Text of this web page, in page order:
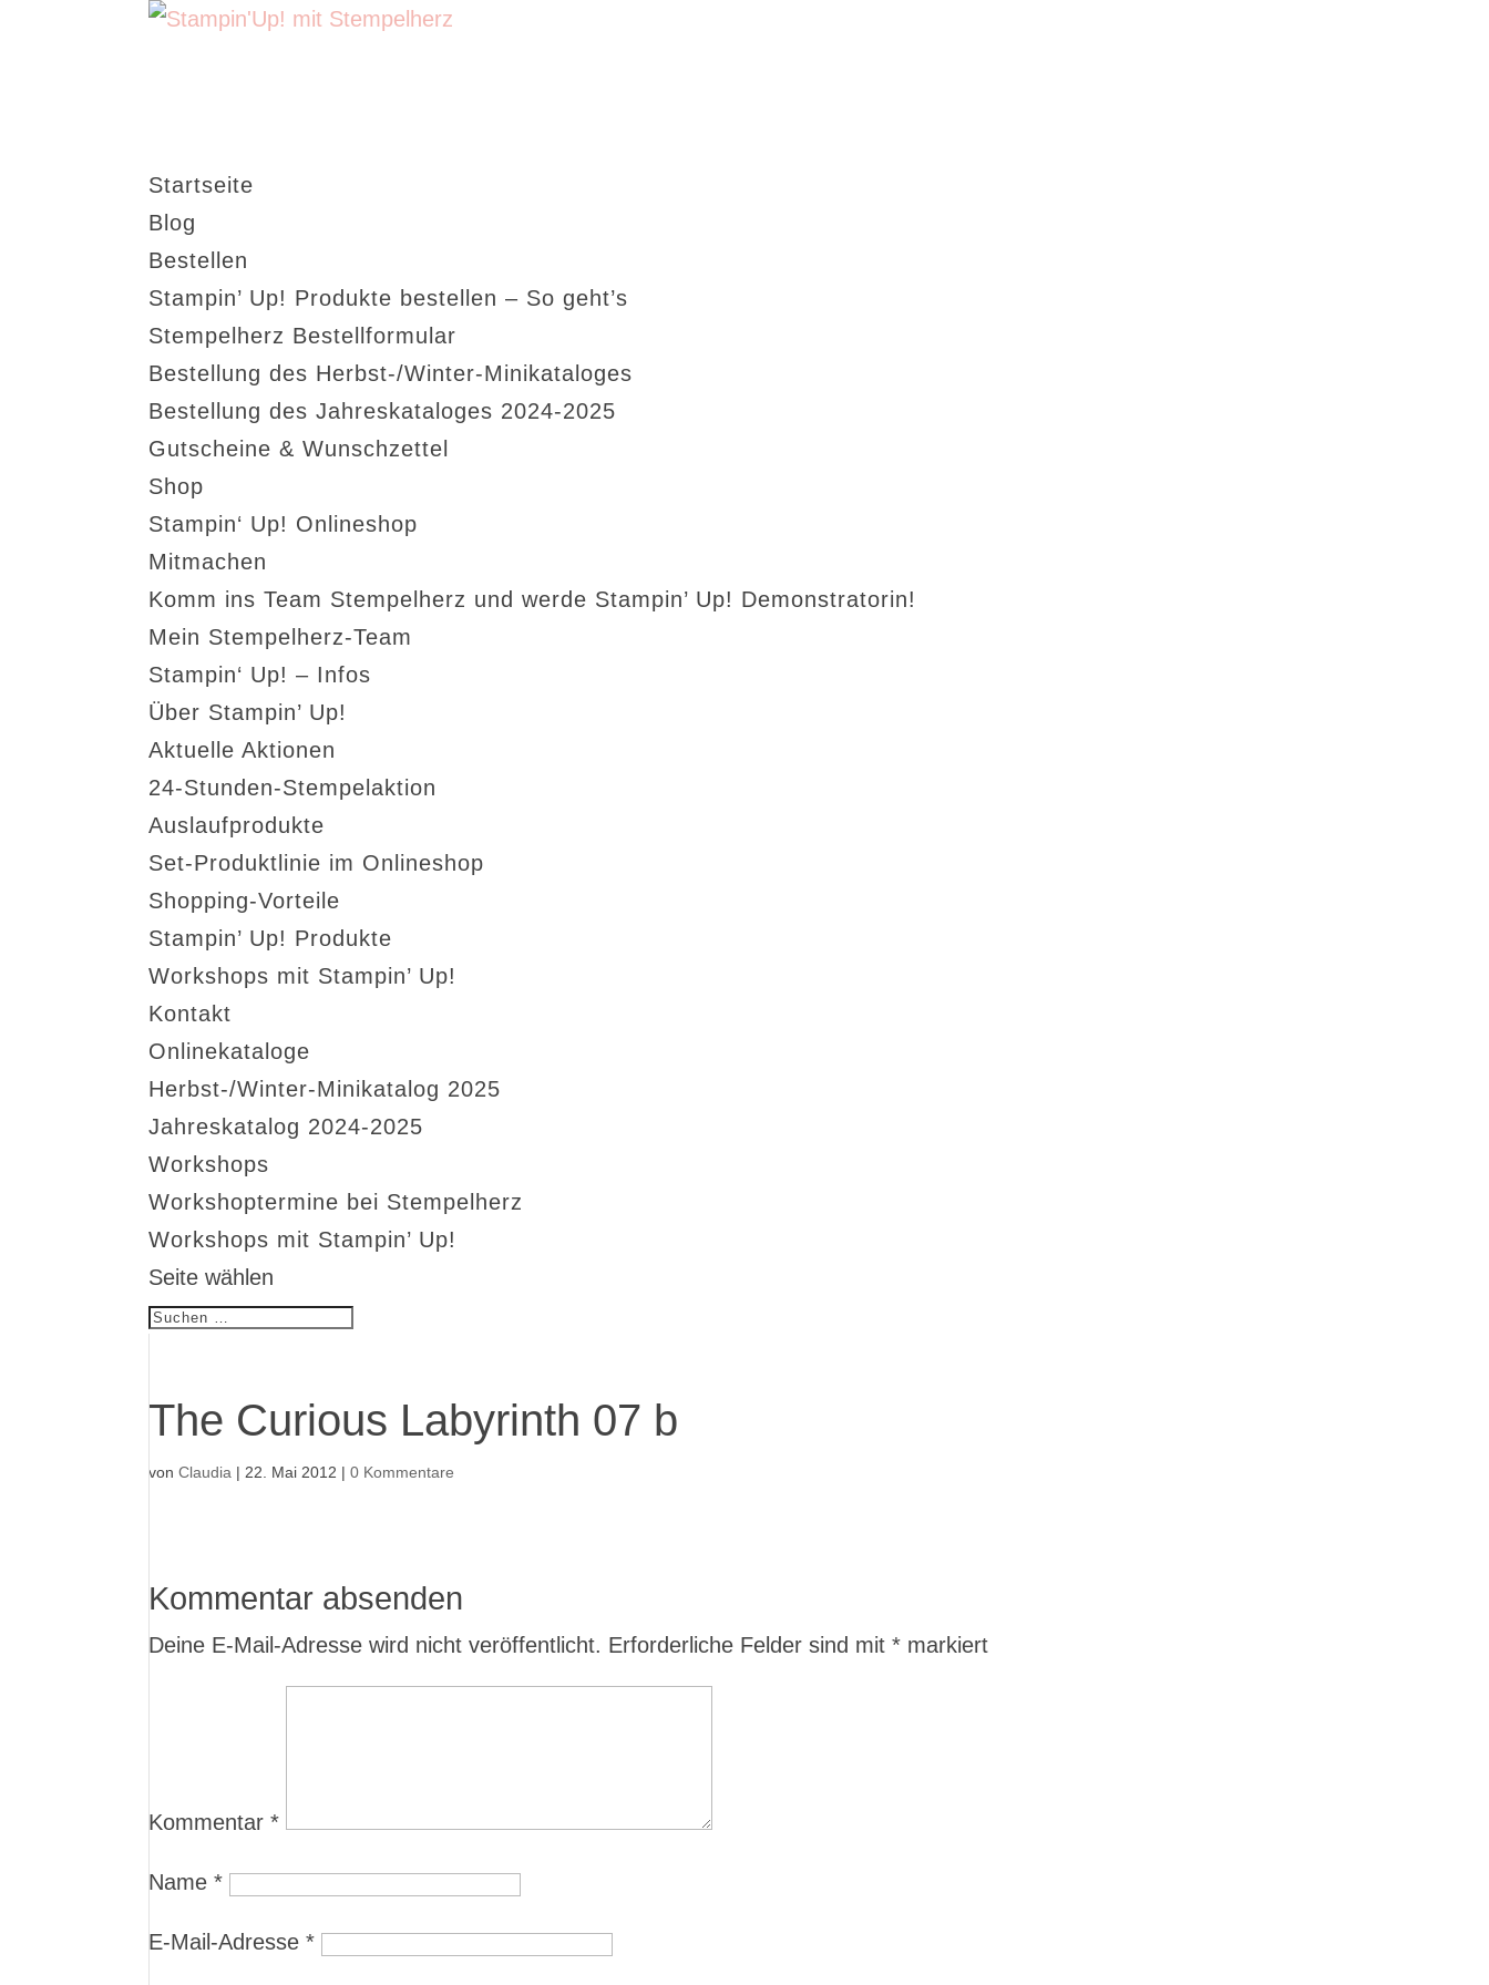
Startseite
Blog
Bestellen
Stampin’ Up! Produkte bestellen – So geht’s
Stempelherz Bestellformular
Bestellung des Herbst-/Winter-Minikataloges
Bestellung des Jahreskataloges 2024-2025
Gutscheine & Wunschzettel
Shop
Stampin‘ Up! Onlineshop
Mitmachen
Komm ins Team Stempelherz und werde Stampin’ Up! Demonstratorin!
Mein Stempelherz-Team
Stampin‘ Up! – Infos
Über Stampin’ Up!
Aktuelle Aktionen
24-Stunden-Stempelaktion
Auslaufprodukte
Set-Produktlinie im Onlineshop
Shopping-Vorteile
Stampin’ Up! Produkte
Workshops mit Stampin’ Up!
Kontakt
Onlinekataloge
Herbst-/Winter-Minikatalog 2025
Jahreskatalog 2024-2025
Workshops
Workshoptermine bei Stempelherz
Workshops mit Stampin’ Up!
Seite wählen
The Curious Labyrinth 07 b
vonClaudia | 22. Mai 2012 |0 Kommentare
Kommentar absenden
Deine E-Mail-Adresse wird nicht veröffentlicht. Erforderliche Felder sind mit* markiert
Kommentar*
Name*
E-Mail-Adresse*